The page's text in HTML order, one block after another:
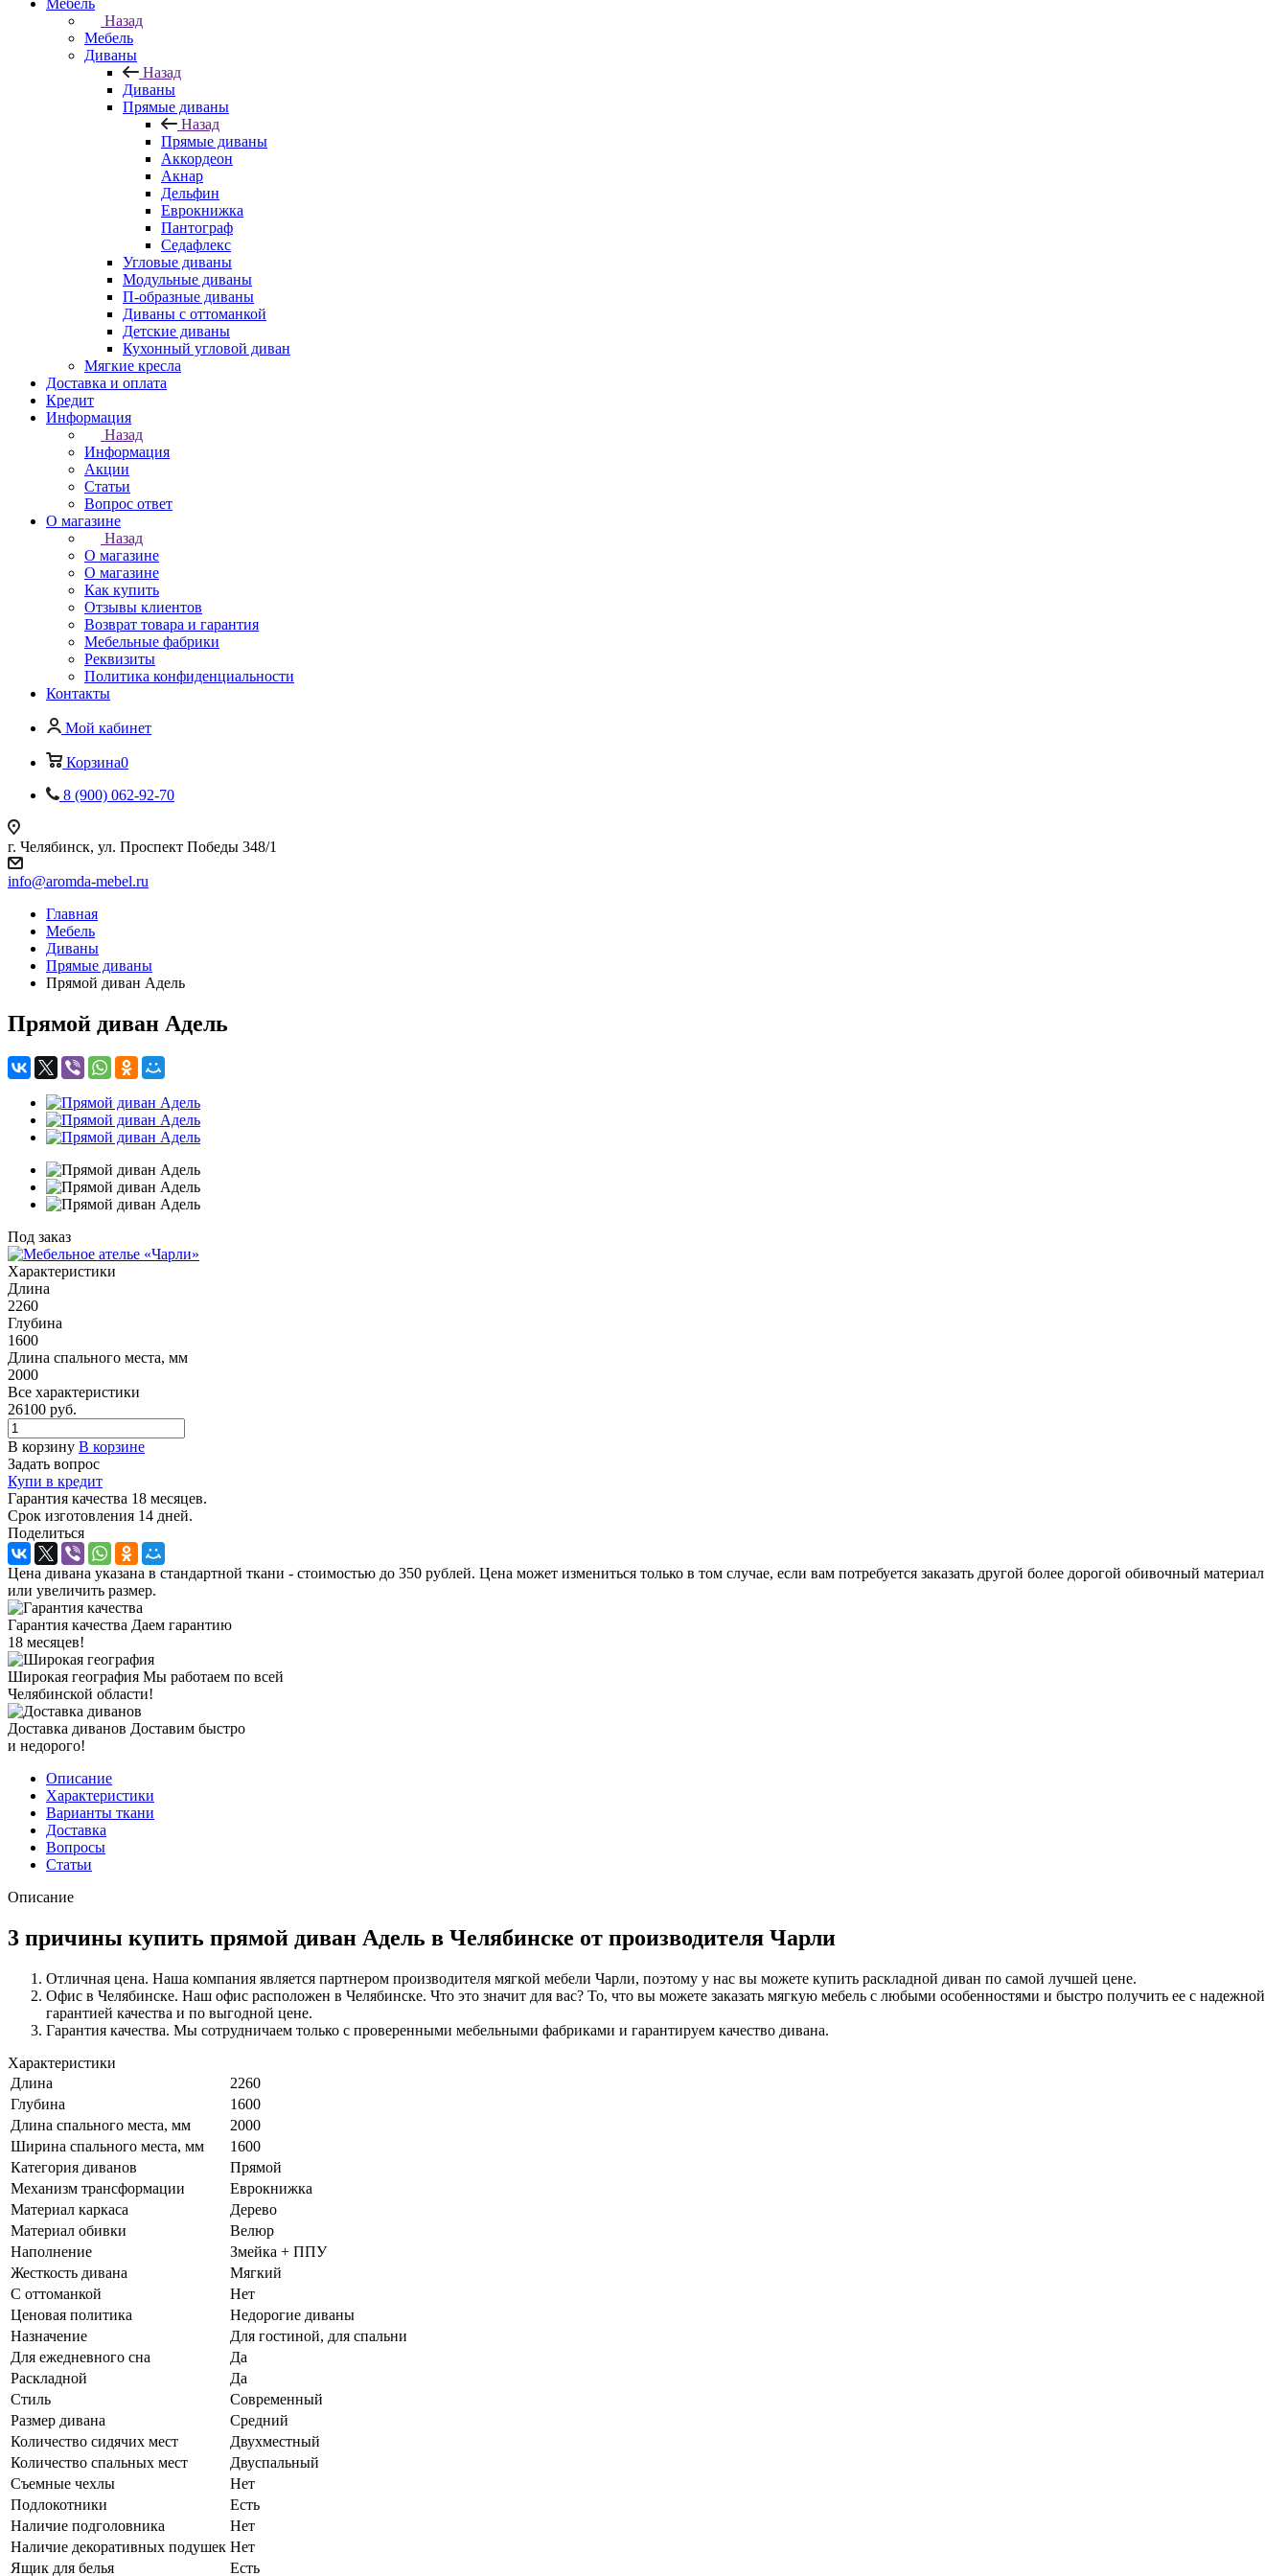
Мебель
Назад
Мебель
Диваны
Назад
Диваны
Прямые диваны
Назад
Прямые диваны
Аккордеон
Акнар
Дельфин
Еврокнижка
Пантограф
Седафлекс
Угловые диваны
Модульные диваны
П-образные диваны
Диваны с оттоманкой
Детские диваны
Кухонный угловой диван
Мягкие кресла
Доставка и оплата
Кредит
Информация
Назад
Информация
Акции
Статьи
Вопрос ответ
О магазине
Назад
О магазине
О магазине
Как купить
Отзывы клиентов
Возврат товара и гарантия
Мебельные фабрики
Реквизиты
Политика конфиденциальности
Контакты
Мой кабинет
Корзина0
8 (900) 062-92-70
г. Челябинск, ул. Проспект Победы 348/1
info@aromda-mebel.ru
Главная
Мебель
Диваны
Прямые диваны
Прямой диван Адель
Прямой диван Адель
Под заказ
Характеристики
Длина
2260
Глубина
1600
Длина спального места, мм
2000
Все характеристики
26100 руб.
В корзину В корзине
Задать вопрос
Купи в кредит
Гарантия качества 18 месяцев.
Срок изготовления 14 дней.
Поделиться
Цена дивана указана в стандартной ткани - стоимостью до 350 рублей. Цена может измениться только в том случае, если вам потребуется заказать другой более дорогой обивочный материал
или увеличить размер.
Гарантия качества Даем гарантию
18 месяцев!
Широкая география Мы работаем по всей
Челябинской области!
Доставка диванов Доставим быстро
и недорого!
Описание
Характеристики
Варианты ткани
Доставка
Вопросы
Статьи
Описание
3 причины купить прямой диван Адель в Челябинске от производителя Чарли
Отличная цена. Наша компания является партнером производителя мягкой мебели Чарли, поэтому у нас вы можете купить раскладной диван по самой лучшей цене.
Офис в Челябинске. Наш офис расположен в Челябинске. Что это значит для вас? То, что вы можете заказать мягкую мебель с любыми особенностями и быстро получить ее с надежной
гарантией качества и по выгодной цене.
Гарантия качества. Мы сотрудничаем только с проверенными мебельными фабриками и гарантируем качество дивана.
Характеристики
Длина
2260
Глубина
1600
Длина спального места, мм
2000
Ширина спального места, мм
1600
Категория диванов
Прямой
Механизм трансформации
Еврокнижка
Материал каркаса
Дерево
Материал обивки
Велюр
Наполнение
Змейка + ППУ
Жесткость дивана
Мягкий
С оттоманкой
Нет
Ценовая политика
Недорогие диваны
Назначение
Для гостиной, для спальни
Для ежедневного сна
Да
Раскладной
Да
Стиль
Современный
Размер дивана
Средний
Количество сидячих мест
Двухместный
Количество спальных мест
Двуспальный
Съемные чехлы
Нет
Подлокотники
Есть
Наличие подголовника
Нет
Наличие декоративных подушек Нет
Ящик для белья
Есть